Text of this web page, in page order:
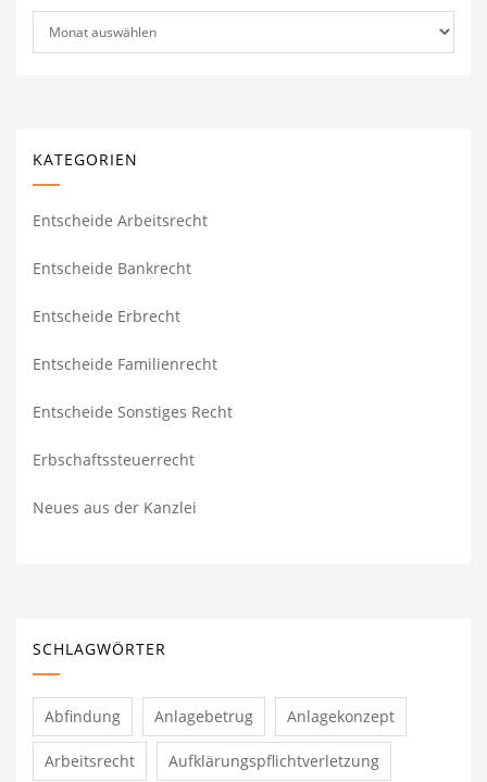
Archiv
KATEGORIEN
Entscheide Arbeitsrecht
Entscheide Bankrecht
Entscheide Erbrecht
Entscheide Familienrecht
Entscheide Sonstiges Recht
Erbschaftssteuerrecht
Neues aus der Kanzlei
SCHLAGWÖRTER
Abfindung Anlagebetrug Anlagekonzept
Arbeitsrecht Aufklärungspflichtverletzung